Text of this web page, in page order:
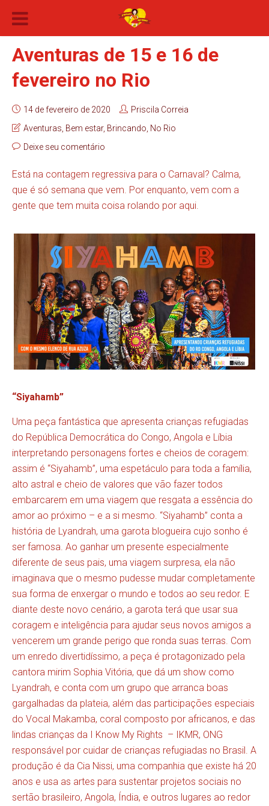
Aventuras de 15 e 16 de
fevereiro no Rio
14 de fevereiro de 2020
Priscila Correia
Aventuras Bem estar, Brincando No Rio
Deixe seu comentário
Está na contagem regressiva para o Carnaval? Calma,
que é só semana que vem. Por enquanto, vem com a
gente que tem muita coisa rolando por aqui.
“Siyahamb”
Uma peça fantástica que apresenta crianças refugiadas
do República Democrática do Congo, Angola e Líbia
interpretando personagens fortes e cheios de coragem:
assim é “Siyahamb”, uma espetáculo para toda a família,
alto astral e cheio de valores que vão fazer todos
embarcarem em uma viagem que resgata a essência do
amor ao próximo – e a si mesmo. “Siyahamb” conta a
história de Lyandrah, uma garota blogueira cujo sonho é
ser famosa. Ao ganhar um presente especialmente
diferente de seus pais, uma viagem surpresa, ela não
imaginava que o mesmo pudesse mudar completamente
sua forma de enxergar o mundo e todos ao seu redor. E
diante deste novo cenário, a garota terá que usar sua
coragem e inteligência para ajudar seus novos amigos a
vencerem um grande perigo que ronda suas terras. Com
um enredo divertidíssimo, a peça é protagonizado pela
cantora mirim Sophia Vitória, que dá um show como
Lyandrah, e conta com um grupo que arranca boas
gargalhadas da plateia, além das participações especiais
do Vocal Makamba, coral composto por africanos, e das
lindas crianças da I Know My Rights – IKMR, ONG
responsável por cuidar de crianças refugiadas no Brasil. A
produção é da Cia Nissi, uma companhia que existe há 20
anos e usa as artes para sustentar projetos sociais no
sertão brasileiro, Angola, Índia, e outros lugares ao redor